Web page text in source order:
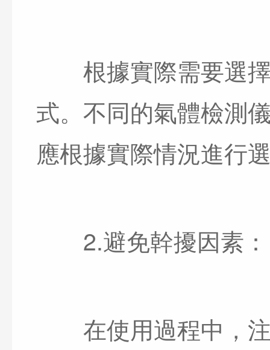
根據實際需要選擇
式。不同的氣體檢測
應根據實際情況進行
2.避免幹擾因素：
在使用過程中，注